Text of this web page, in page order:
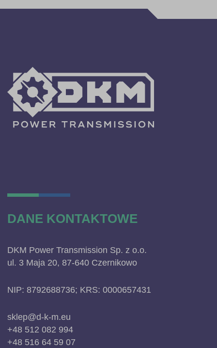
DANE KONTAKTOWE
DKM Power Transmission Sp. z o.o.
ul. 3 Maja 20, 87-640 Czernikowo
NIP: 8792688736; KRS: 0000657431
sklep@d-k-m.eu
+48 512 082 994
+48 516 64 59 07